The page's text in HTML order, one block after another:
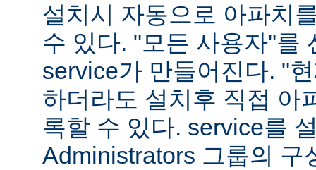
설치시 자동으로 아파치
수 있다. "모든 사용자"를
service가 만들어진다. "
하더라도 설치후 직접 아
록할 수 있다. service를
Administrators 그룹의 구